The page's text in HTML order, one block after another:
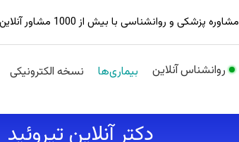
مشاوره پزشکی و روانشناسی با بیش از 1000 مشاور آنلاین.
روانشناس آنلاین بیماری‌ها نسخه الکترونیکی
دکتر آنلاین تیروئید